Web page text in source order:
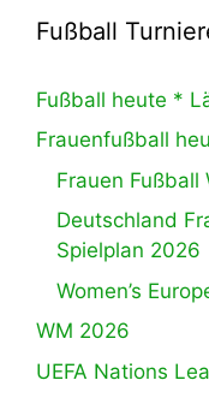
Fußball
Fußball heute *
Frauenfußball
Frauen Fußball
Deutschland
Spielplan 2026
Women’s
WM 2026
UEFA Nations